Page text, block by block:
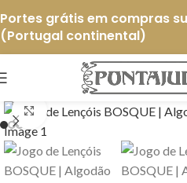
Portes grátis em compras
(Portugal continental)
Click to enlarge